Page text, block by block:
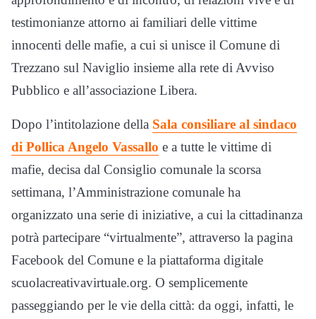
testimonianze attorno ai familiari delle vittime
innocenti delle mafie, a cui si unisce il Comune di
Trezzano sul Naviglio insieme alla rete di Avviso
Pubblico e all’associazione Libera.
Dopo l’intitolazione della Sala consiliare al sindaco
di Pollica Angelo Vassallo e a tutte le vittime di
mafie, decisa dal Consiglio comunale la scorsa
settimana, l’Amministrazione comunale ha
organizzato una serie di iniziative, a cui la cittadinanza
potrà partecipare “virtualmente”, attraverso la pagina
Facebook del Comune e la piattaforma digitale
scuolacreativavirtuale.org. O semplicemente
passeggiando per le vie della città: da oggi, infatti, le